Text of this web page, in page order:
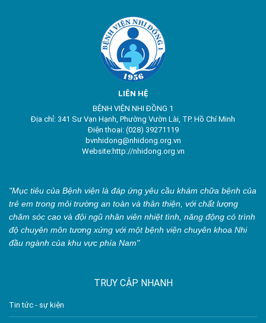
LIÊN HỆ
BỆNH VIỆN NHI ĐỒNG 1
Địa chỉ: 341 Sư Vạn Hạnh, Phường Vườn Lài, TP. Hồ Chí Minh
Điện thoại: (028) 39271119
bvnhidong@nhidong.org.vn
Website:http://nhidong.org.vn
"Mục tiêu của Bệnh viện là đáp ứng yêu cầu khám chữa bệnh của
trẻ em trong môi trường an toàn và thân thiện, với chất lượng
chăm sóc cao và đội ngũ nhân viên nhiệt tình, năng động có trình
độ chuyên môn tương xứng với một bệnh viện chuyên khoa Nhi
đầu ngành của khu vực phía Nam"
TRUY CẬP NHANH
Tin tức - sự kiện